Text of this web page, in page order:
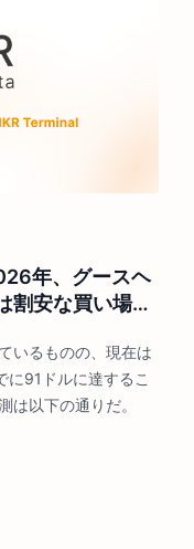
年、グースヘ
割安な買い場
いるものの、現在は
91ドルに達するこ
は以下の通りだ。